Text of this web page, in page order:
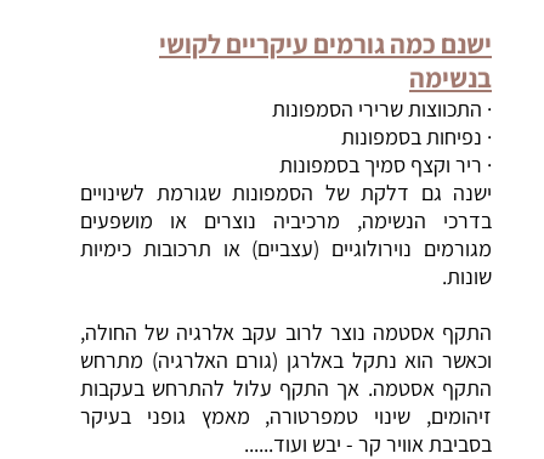
ישנם כמה גורמים עיקריים לקושי
בנשימה
· התכווצות שרירי הסמפונות
· נפיחות בסמפונות
· ריר וקצף סמיך בסמפונות
ישנה גם דלקת של הסמפונות שגורמת לשינויים
בדרכי הנשימה, מרכיביה נוצרים או מושפעים
מגורמים נוירולוגיים (עצביים) או תרכובות כימיות
שונות.
התקף אסטמה נוצר לרוב עקב אלרגיה של החולה,
וכאשר הוא נתקל באלרגן (גורם האלרגיה) מתרחש
התקף אסטמה. אך התקף עלול להתרחש בעקבות
זיהומים, שינוי טמפרטורה, מאמץ גופני בעיקר
בסביבת אוויר קר - יבש ועוד......